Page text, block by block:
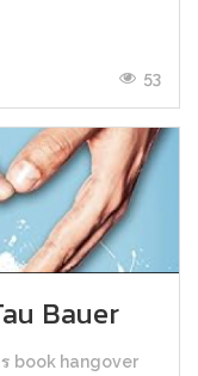
53
Bauer
book hangover